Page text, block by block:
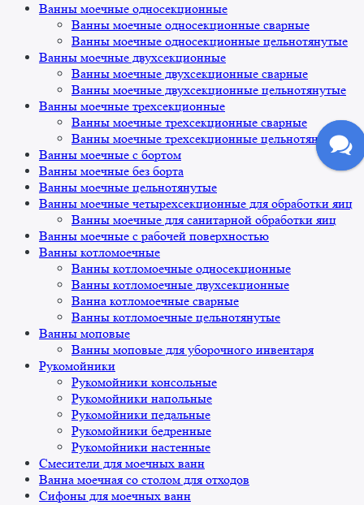
Ванны моечные односекционные
Ванны моечные односекционные сварные
Ванны моечные односекционные цельнотянутые
Ванны моечные двухсекционные
Ванны моечные двухсекционные сварные
Ванны моечные двухсекционные цельнотянутые
Ванны моечные трехсекционные
Ванны моечные трехсекционные сварные
Ванны моечные трехсекционные цельнотянутые
Ванны моечные с бортом
Ванны моечные без борта
Ванны моечные цельнотянутые
Ванны моечные четырехсекционные для обработки яиц
Ванны моечные для санитарной обработки яиц
Ванны моечные с рабочей поверхностью
Ванны котломоечные
Ванны котломоечные односекционные
Ванны котломоечные двухсекционные
Ванна котломоечные сварные
Ванны котломоечные цельнотянутые
Ванны моповые
Ванны моповые для уборочного инвентаря
Рукомойники
Рукомойники консольные
Рукомойники напольные
Рукомойники педальные
Рукомойники бедренные
Рукомойники настенные
Смесители для моечных ванн
Ванна моечная со столом для отходов
Сифоны для моечных ванн